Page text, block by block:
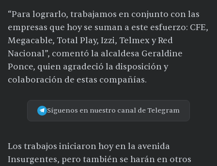
“Para lograrlo, trabajamos en conjunto con las
empresas que hoy se suman a este esfuerzo: CFE,
Megacable, Total Play, Izzi, Telmex y Red
Nacional”, comentó la alcaldesa Geraldine
Ponce, quien agradeció la disposición y
colaboración de estas compañías.
Síguenos en nuestro canal de Telegram
Los trabajos iniciaron hoy en la avenida
Insurgentes, pero también se harán en otros